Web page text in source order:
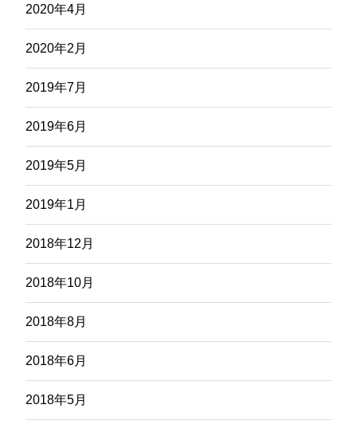
2020年4月
2020年2月
2019年7月
2019年6月
2019年5月
2019年1月
2018年12月
2018年10月
2018年8月
2018年6月
2018年5月